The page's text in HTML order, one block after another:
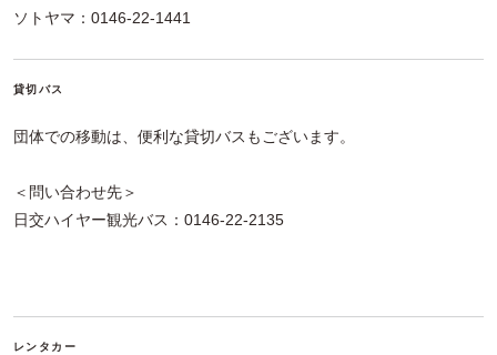
ソトヤマ：0146-22-1441
貸切バス
団体での移動は、便利な貸切バスもございます。
＜問い合わせ先＞
日交ハイヤー観光バス：0146-22-2135
レンタカー